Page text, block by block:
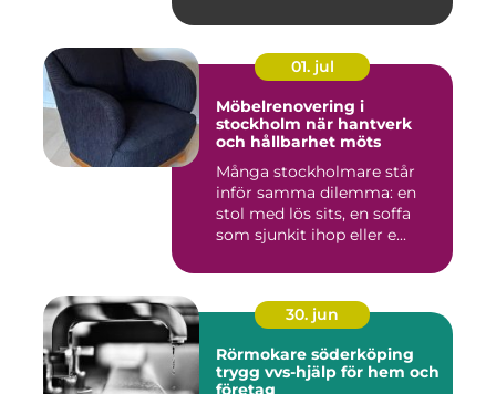
01. jul
Möbelrenovering i
stockholm när hantverk
och hållbarhet möts
Många stockholmare står
inför samma dilemma: en
stol med lös sits, en soffa
som sjunkit ihop eller e...
30. jun
Rörmokare söderköping
trygg vvs-hjälp för hem och
företag